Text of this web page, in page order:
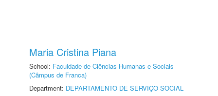
Maria Cristina Piana
School: Faculdade de Ciências Humanas e Sociais
(Câmpus de Franca)
Department: DEPARTAMENTO DE SERVIÇO SOCIAL